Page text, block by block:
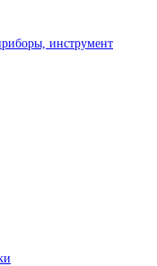
инструмент